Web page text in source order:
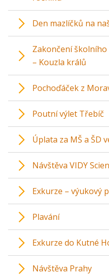
Den mazlíčků na
Zakončení
– Kouzla králů
Pochoďáček z
Poutní výlet Třebíč
Úplata za MŠ a ŠD
Návštěva VIDY
Exkurze – výukový
Plavání
Exkurze do Kutné
Návštěva Prahy